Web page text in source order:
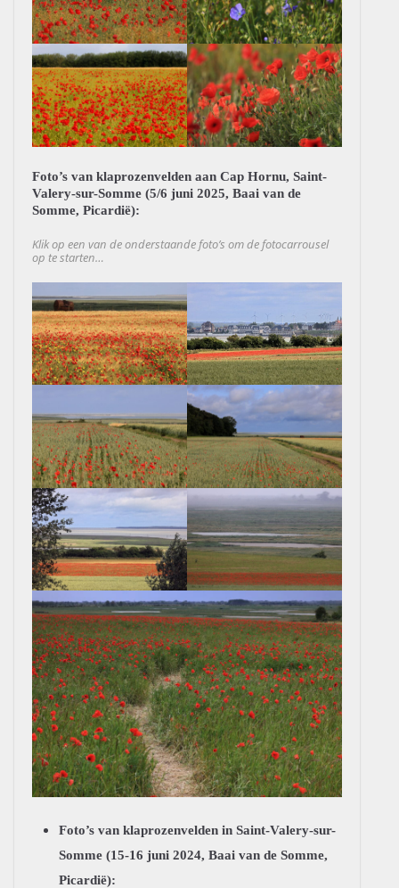
Foto’s van klaprozenvelden aan Cap Hornu, Saint-
Valery-sur-Somme (5/6 juni 2025, Baai van de
Somme, Picardië):
Klik op een van de onderstaande foto’s om de fotocarrousel
op te starten…
Foto’s van klaprozenvelden in Saint-Valery-sur-
Somme (15-16 juni 2024, Baai van de Somme,
Picardië):